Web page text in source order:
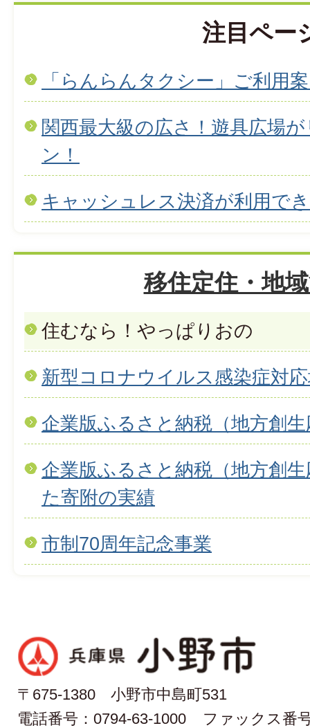
注目ペー
「らんらんタクシー」ご利用
関西最大級の広さ！遊具広場
ン！
キャッシュレス決済が利用で
移住定住・地
住むなら！やっぱりおの
新型コロナウイルス感染症対
企業版ふるさと納税（地方創
企業版ふるさと納税（地方創
た寄附の実績
市制70周年記念事業
〒675-1380 小野市中島町531
電話番号：0794-63-1000
ファックス番